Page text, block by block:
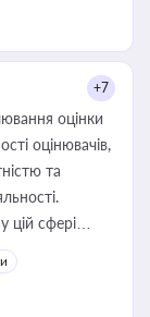
+7
оцінки
оцінювачів,
та
цій сфері
або
оренди